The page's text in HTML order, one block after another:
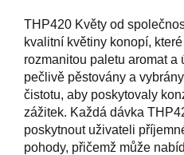
THP420 Květy od
kvalitní květiny konopí,
rozmanitou paletu aromat a
pečlivě pěstovány a
čistotu, aby poskytovaly
zážitek. Každá dávka
poskytnout uživateli
pohody, přičemž může